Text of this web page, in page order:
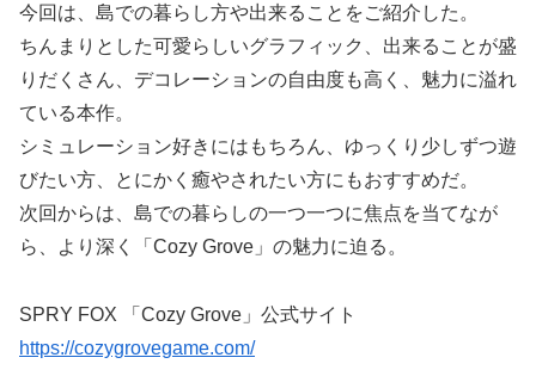
今回は、島での暮らし方や出来ることをご紹介した。
ちんまりとした可愛らしいグラフィック、出来ることが盛
りだくさん、デコレーションの自由度も高く、魅力に溢れ
ている本作。
シミュレーション好きにはもちろん、ゆっくり少しずつ遊
びたい方、とにかく癒やされたい方にもおすすめだ。
次回からは、島での暮らしの一つ一つに焦点を当てなが
ら、より深く「Cozy Grove」の魅力に迫る。
SPRY FOX 「Cozy Grove」公式サイト
https://cozygrovegame.com/